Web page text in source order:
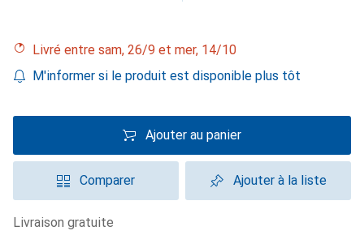
Livré entre sam, 26/9 et mer, 14/10
M'informer si le produit est disponible plus tôt
Ajouter au panier
Comparer Ajouter à la liste
livraison gratuite